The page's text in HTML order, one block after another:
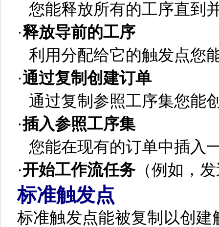
您能释放所有的工序直到
·释放导前的工序
利用分配给它的触发点您
·通过复制创建订单
通过复制参照工序集您能
·插入参照工序集
您能在现有的订单中插入
·开始工作流任务（例如，
标准触发点
标准触发点能被复制以创